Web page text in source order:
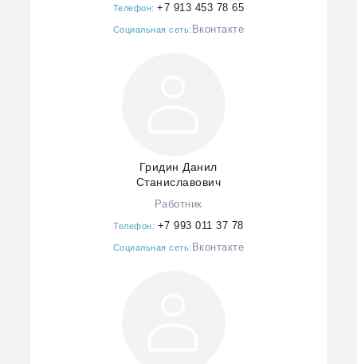
Телефон:+7 913 453 78 65
Социальная сеть: Вконтакте
Гридин Данил
Станиславович
Работник
Телефон: +7 993 011 37 78
Социальная сеть: Вконтакте